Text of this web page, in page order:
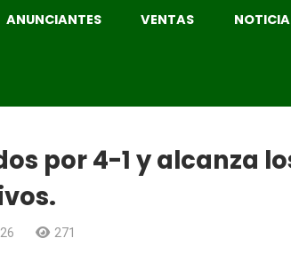
ANUNCIANTES VENTAS
por 4-1 y alcanza
271